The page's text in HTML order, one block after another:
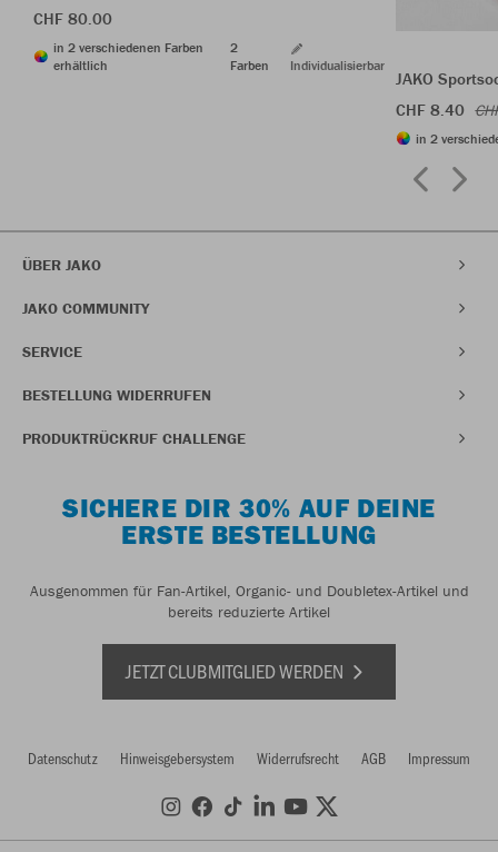
CHF 80.00
in 2 verschiedenen Farben
erhältlich
2
Farben
Individualisierbar
JAKO
CHF 8.40
in 2
ÜBER JAKO
JAKO COMMUNITY
SERVICE
BESTELLUNG WIDERRUFEN
PRODUKTRÜCKRUF CHALLENGE
SICHERE DIR 30% AUF DEINE
ERSTE BESTELLUNG
Ausgenommen für Fan-Artikel, Organic- und Doubletex-Artikel und
bereits reduzierte Artikel
JETZT CLUBMITGLIED WERDEN
Datenschutz Hinweisgebersystem Widerrufsrecht AGB Impressum